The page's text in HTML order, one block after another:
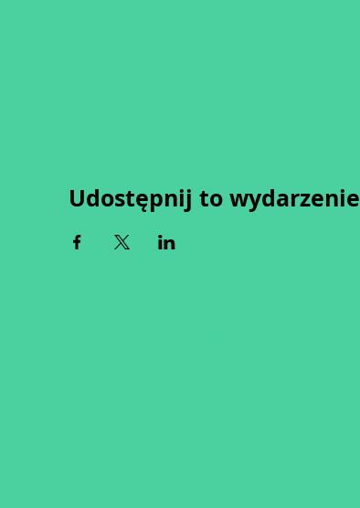
Udostępnij to wydarzenie